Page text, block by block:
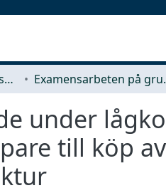
Arkitektur och samhällsbyggnadsteknik (ACE)
under
till köp